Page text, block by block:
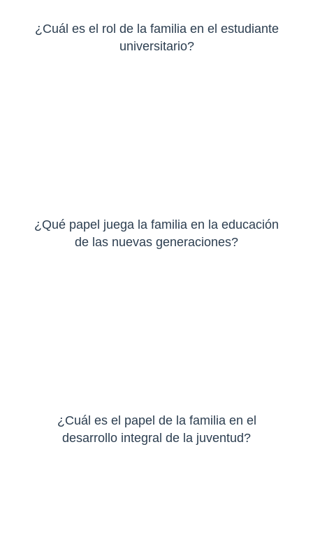
¿Cuál es el rol de la familia en el estudiante
universitario?
¿Qué papel juega la familia en la educación
de las nuevas generaciones?
¿Cuál es el papel de la familia en el
desarrollo integral de la juventud?